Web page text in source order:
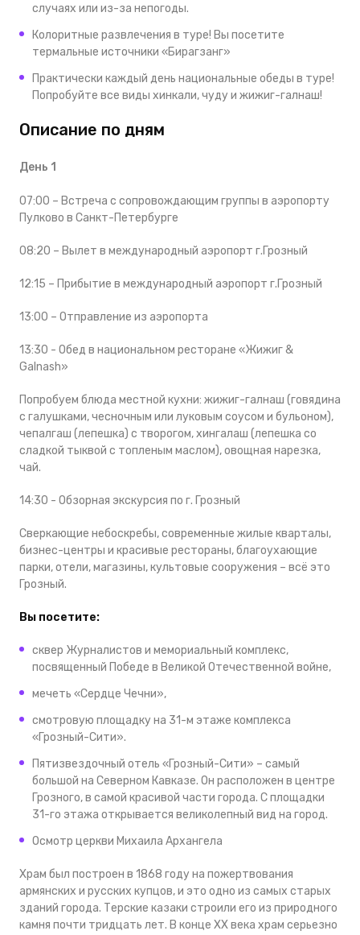
случаях или из-за непогоды.
Колоритные развлечения в туре! Вы посетите
термальные источники «Бирагзанг»
Практически каждый день национальные обеды в туре!
Попробуйте все виды хинкали, чуду и жижиг-галнаш!
Описание по дням
День 1
07:00 – Встреча с сопровождающим группы в аэропорту
Пулково в Санкт-Петербурге
08:20 – Вылет в международный аэропорт г.Грозный
12:15 – Прибытие в международный аэропорт г.Грозный
13:00 – Отправление из аэропорта
13:30 - Обед в национальном ресторане «Жижиг &
Galnash»
Попробуем блюда местной кухни: жижиг-галнаш (говядина
с галушками, чесночным или луковым соусом и бульоном),
чепалгаш (лепешка) с творогом, хингалаш (лепешка со
сладкой тыквой с топленым маслом), овощная нарезка,
чай.
14:30 - Обзорная экскурсия по г. Грозный
Сверкающие небоскребы, современные жилые кварталы,
бизнес-центры и красивые рестораны, благоухающие
парки, отели, магазины, культовые сооружения – всё это
Грозный.
Вы посетите:
сквер Журналистов и мемориальный комплекс,
посвященный Победе в Великой Отечественной войне,
мечеть «Сердце Чечни»,
смотровую площадку на 31-м этаже комплекса
«Грозный-Сити».
Пятизвездочный отель «Грозный-Сити» – самый
большой на Северном Кавказе. Он расположен в центре
Грозного, в самой красивой части города. С площадки
31-го этажа открывается великолепный вид на город.
Осмотр церкви Михаила Архангела
Храм был построен в 1868 году на пожертвования
армянских и русских купцов, и это одно из самых старых
зданий города. Терские казаки строили его из природного
камня почти тридцать лет. В конце ХХ века храм серьезно